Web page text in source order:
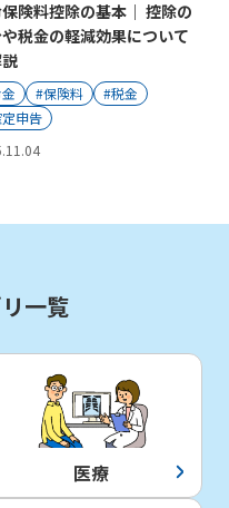
険料控除の基本｜ 控除の
税金の軽減効果について
#保険料
#税金
申告
一覧
医療